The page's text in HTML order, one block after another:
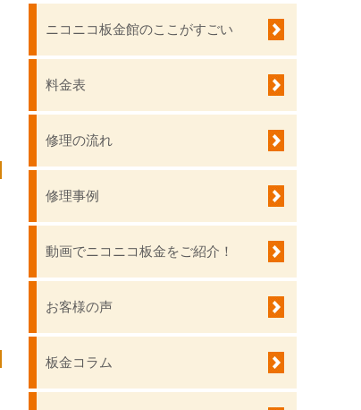
ニコニコ板金館のここがすごい
料金表
修理の流れ
修理事例
動画でニコニコ板金をご紹介！
お客様の声
板金コラム